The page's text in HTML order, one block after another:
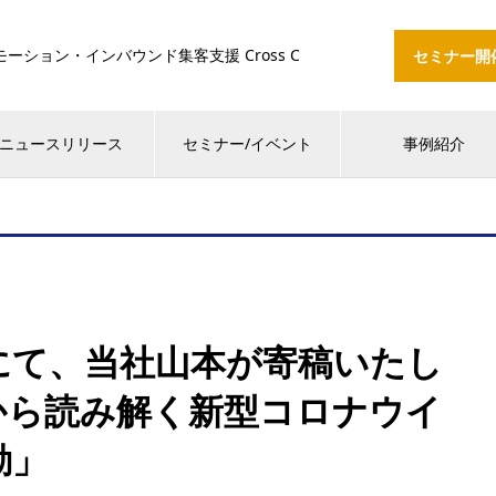
ション・インバウンド集客支援 Cross C セミナー
ュースリリース セミナー/イベント 事例紹介
、当社山本が寄稿いたし
読み解く新型コロナウイ